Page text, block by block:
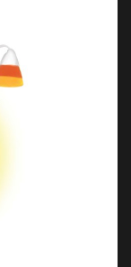
теплом, когда
подарков и
Уникальное,
для